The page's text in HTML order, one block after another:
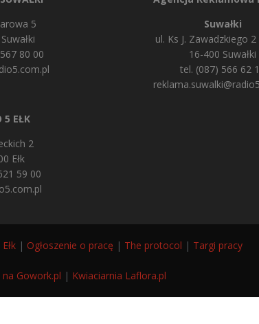
5
80 00
5 EŁK
2
Ełk
59 00
Suwałki
ul. Ks J. Zawadzkiego 2
16-400 Suwałki
tel. (087) 566 62
| Ogłoszenie o pracę | The protocol | Targi pracy
na Gowork.pl | Kwiaciarnia Laflora.pl